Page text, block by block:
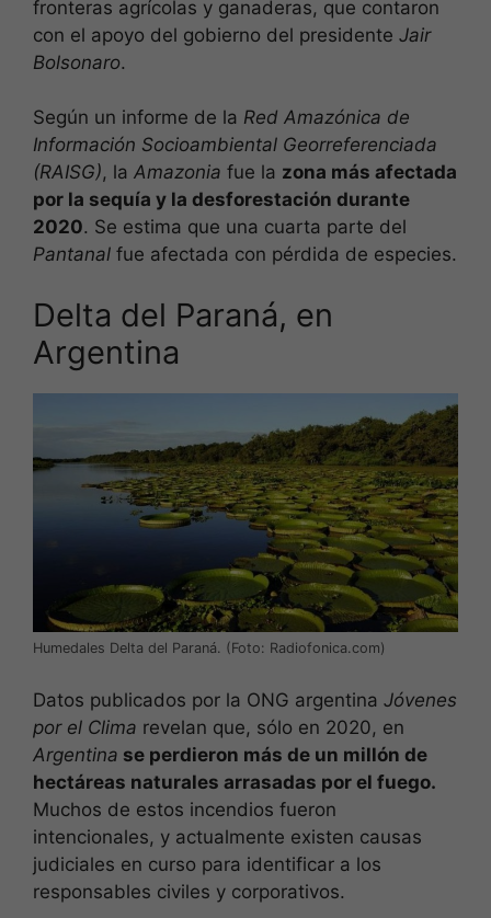
fronteras agrícolas y ganaderas, que contaron
con el apoyo del gobierno del presidente Jair
Bolsonaro.
Según un informe de la Red Amazónica de
Información Socioambiental Georreferenciada
(RAISG), la Amazonia fue la zona más afectada
por la sequía y la desforestación durante
2020. Se estima que una cuarta parte del
Pantanal fue afectada con pérdida de especies.
Delta del Paraná, en
Argentina
Humedales Delta del Paraná. (Foto: Radiofonica.com)
Datos publicados por la ONG argentina Jóvenes
por el Clima revelan que, sólo en 2020, en
Argentina se perdieron más de un millón de
hectáreas naturales arrasadas por el fuego.
Muchos de estos incendios fueron
intencionales, y actualmente existen causas
judiciales en curso para identificar a los
responsables civiles y corporativos.